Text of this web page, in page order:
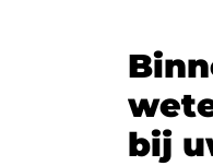
Binn
wet
bij u